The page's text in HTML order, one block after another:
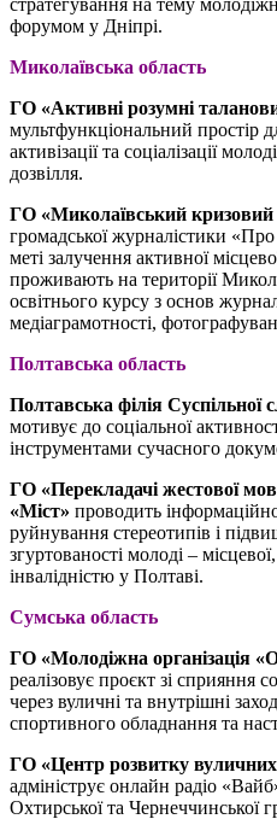
стратегування на тему
форумом у Дніпрі.
Миколаївська область
ГО «Активні розумні
мультфункціональний простір
активізації та соціалізації
дозвілля.
ГО «Миколаївський кризовий
громадської журналістики
меті залучення активної
проживають на території
освітнього курсу з основ
медіаграмотності,
Полтавська область
Полтавська філія Суспільної
мотивує до соціальної
інструментами сучасного
ГО «Перекладачі жестової
«Міст» проводить
руйнування стереотипів і
згуртованості молоді –
інвалідністю у Полтаві.
Сумська область
ГО «Молодіжна організація
реалізовує проєкт зі сприяння
через вуличні та внутрішні
спортивного обладнання та
ГО «Центр розвитку
адмініструє онлайн радіо
Охтирської та Чернеччинської